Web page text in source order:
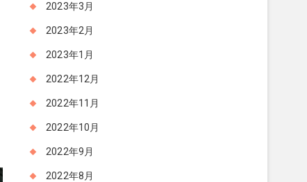
2023年3月
2023年2月
2023年1月
2022年12月
2022年11月
2022年10月
2022年9月
2022年8月